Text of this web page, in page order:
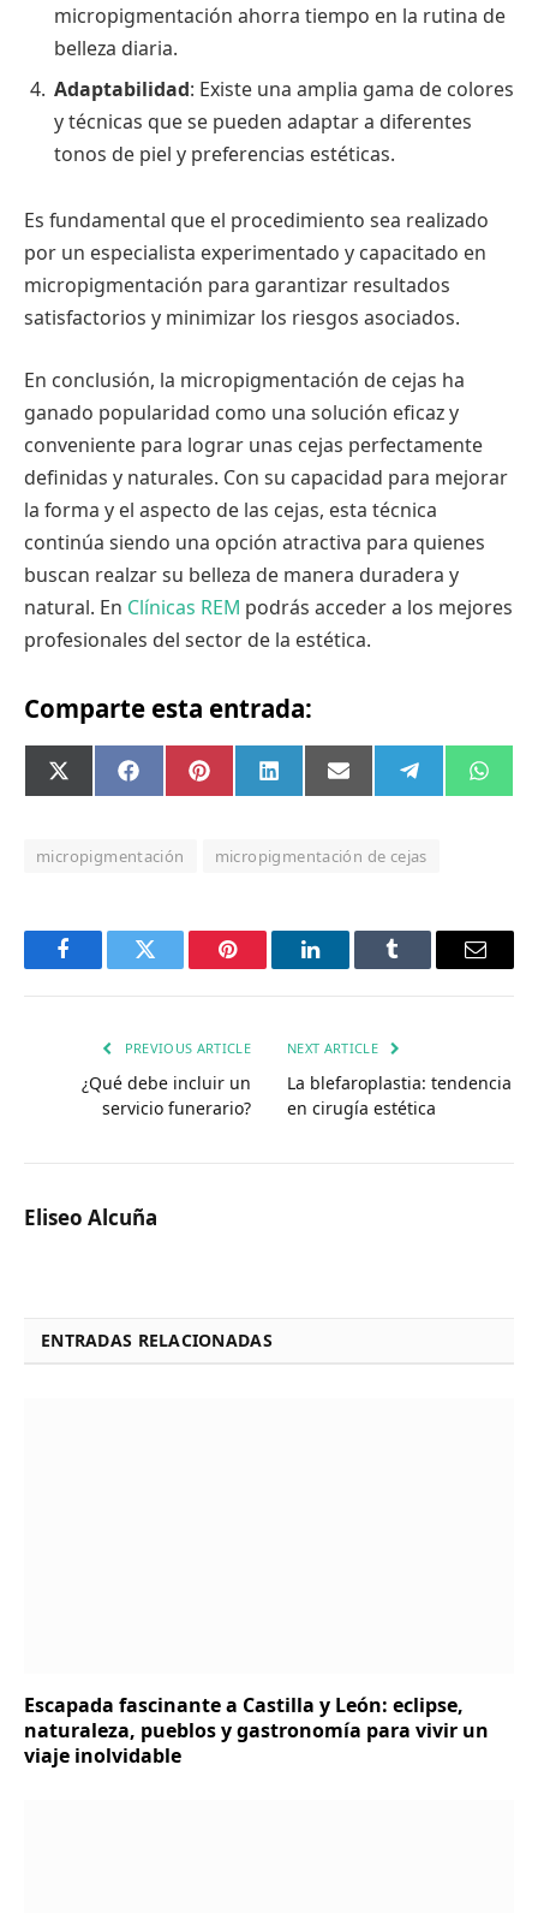
micropigmentación ahorra tiempo en la rutina de
belleza diaria.
Adaptabilidad: Existe una amplia gama de colores
y técnicas que se pueden adaptar a diferentes
tonos de piel y preferencias estéticas.
Es fundamental que el procedimiento sea realizado
por un especialista experimentado y capacitado en
micropigmentación para garantizar resultados
satisfactorios y minimizar los riesgos asociados.
En conclusión, la micropigmentación de cejas ha
ganado popularidad como una solución eficaz y
conveniente para lograr unas cejas perfectamente
definidas y naturales. Con su capacidad para mejorar
la forma y el aspecto de las cejas, esta técnica
continúa siendo una opción atractiva para quienes
buscan realzar su belleza de manera duradera y
natural. En Clínicas REM podrás acceder a los mejores
profesionales del sector de la estética.
Comparte esta entrada:
Compartir
en
X
(Twitter)
Compartir
en
FacebookCompartir
en
PinterestCompartir
en
LinkedInCompartir
en
Email Compartir
en
Telegram
en
micropigmentación micropigmentación de cejas
FacebookTwitter Pinterest LinkedInTumblr Email
PREVIOUS ARTICLE
¿Qué debe incluir un
servicio funerario?
NEXT ARTICLE
La blefaroplastia: tendencia
en cirugía estética
Eliseo Alcuña
ENTRADAS RELACIONADAS
Escapada fascinante a Castilla y León: eclipse,
naturaleza, pueblos y gastronomía para vivir un
viaje inolvidable